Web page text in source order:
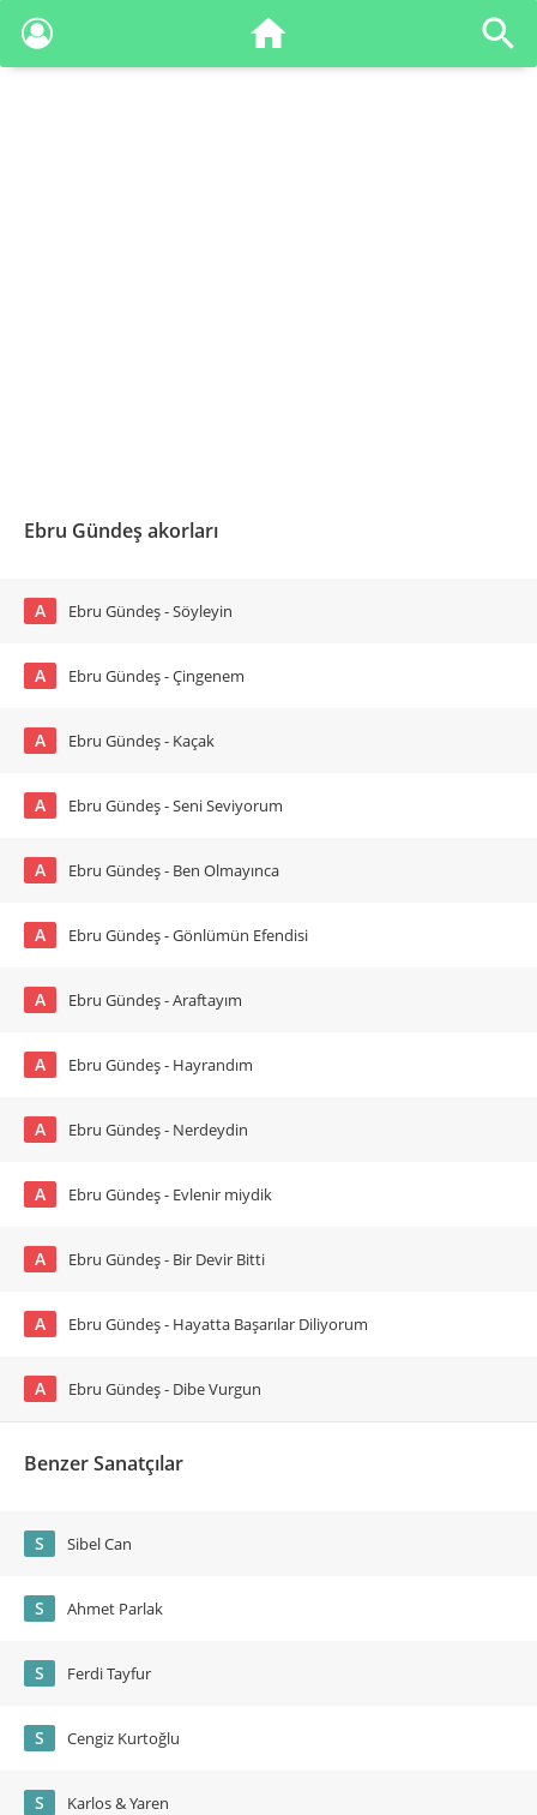
Ebru Gündeş akorları
A Ebru Gündeş - Söyleyin
A Ebru Gündeş - Çingenem
A Ebru Gündeş - Kaçak
A Ebru Gündeş - Seni Seviyorum
A Ebru Gündeş - Ben Olmayınca
A Ebru Gündeş - Gönlümün Efendisi
A Ebru Gündeş - Araftayım
A Ebru Gündeş - Hayrandım
A Ebru Gündeş - Nerdeydin
A Ebru Gündeş - Evlenir miydik
A Ebru Gündeş - Bir Devir Bitti
A Ebru Gündeş - Hayatta Başarılar Diliyorum
A Ebru Gündeş - Dibe Vurgun
Benzer Sanatçılar
S Sibel Can
S Ahmet Parlak
S Ferdi Tayfur
S Cengiz Kurtoğlu
S Karlos & Yaren